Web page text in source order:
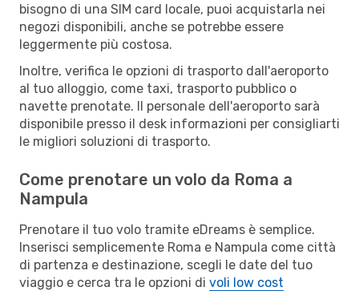
bisogno di una SIM card locale, puoi acquistarla nei
negozi disponibili, anche se potrebbe essere
leggermente più costosa.
Inoltre, verifica le opzioni di trasporto dall'aeroporto
al tuo alloggio, come taxi, trasporto pubblico o
navette prenotate. Il personale dell'aeroporto sarà
disponibile presso il desk informazioni per consigliarti
le migliori soluzioni di trasporto.
Come prenotare un volo da Roma a
Nampula
Prenotare il tuo volo tramite eDreams è semplice.
Inserisci semplicemente Roma e Nampula come città
di partenza e destinazione, scegli le date del tuo
viaggio e cerca tra le opzioni di voli low cost